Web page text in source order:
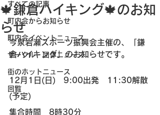
すべての記事
町内会からお知らせ
町内会イベントニュース
サークル・団体ニュース
街のホットニュース
回覧
🍁鎌倉ハイキング🍁のお知
らせ
今泉岩瀬スポーツ振興会主催の、「鎌
倉ハイキング」のお知らせです。
12月1日(日)　9:00出発　11:30解散
(予定)
集合時間　8時30分